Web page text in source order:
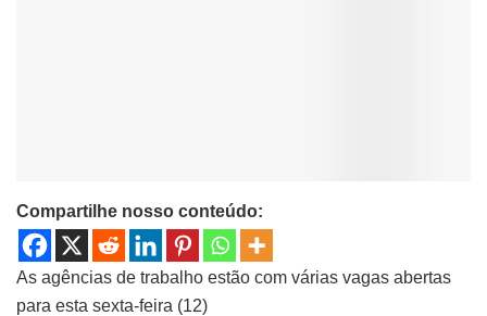
Compartilhe nosso conteúdo:
As agências de trabalho estão com várias vagas abertas
para esta sexta-feira (12)